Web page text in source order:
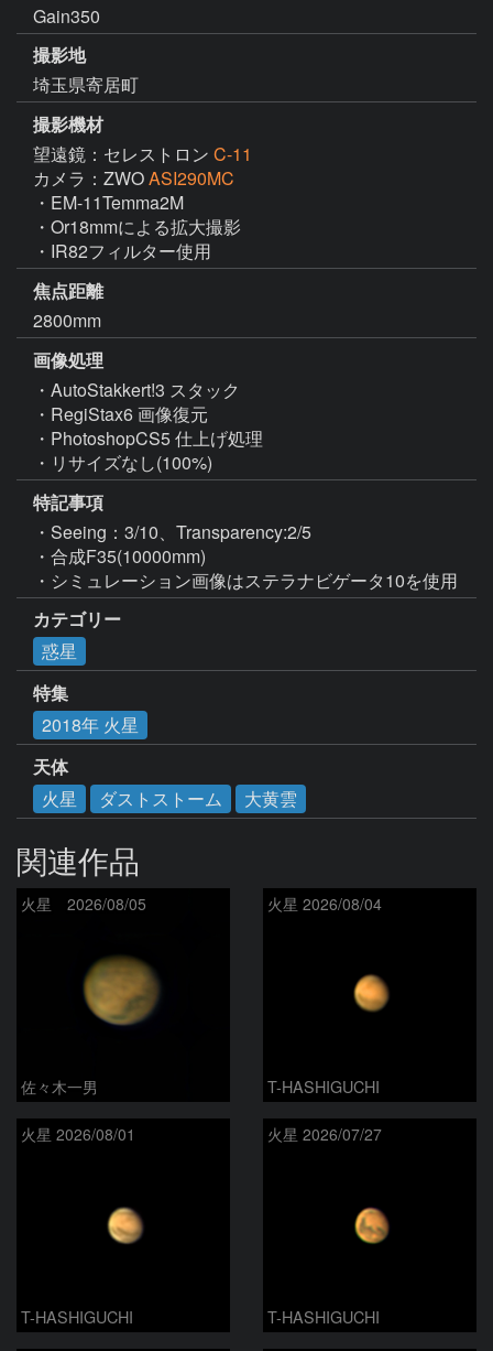
Gain350
撮影地
埼玉県寄居町
撮影機材
望遠鏡：セレストロン C-11
カメラ：ZWOASI290MC
・EM-11Temma2M
・Or18mmによる拡大撮影
・IR82フィルター使用
焦点距離
2800mm
画像処理
・AutoStakkert!3 スタック
・RegiStax6 画像復元
・PhotoshopCS5 仕上げ処理
・リサイズなし(100%)
特記事項
・Seeing：3/10、Transparency:2/5
・合成F35(10000mm)
・シミュレーション画像はステラナビゲータ10を使用
カテゴリー
惑星
特集
2018年 火星
天体
火星
ダストストーム 大黄雲
関連作品
火星 2026/08/05
佐々木一男
火星 2026/08/04
T-HASHIGUCHI
火星 2026/08/01
T-HASHIGUCHI
火星 2026/07/27
T-HASHIGUCHI